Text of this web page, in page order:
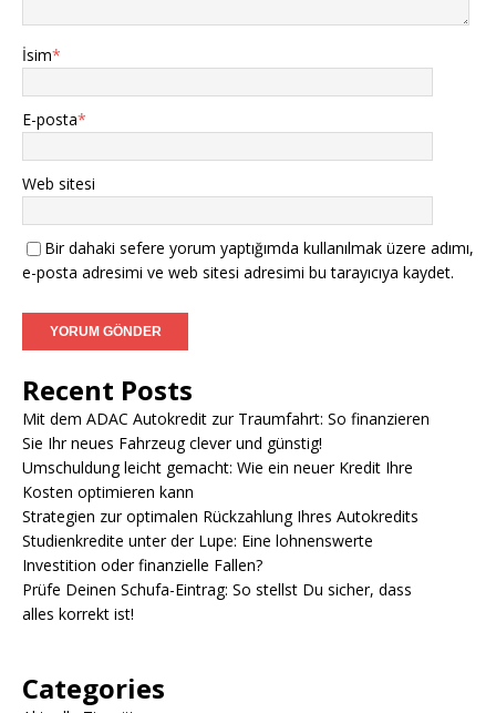
İsim*
E-posta*
Web sitesi
Bir dahaki sefere yorum yaptığımda kullanılmak üzere adımı,
e-posta adresimi ve web sitesi adresimi bu tarayıcıya kaydet.
Recent Posts
Mit dem ADAC Autokredit zur Traumfahrt: So finanzieren
Sie Ihr neues Fahrzeug clever und günstig!
Umschuldung leicht gemacht: Wie ein neuer Kredit Ihre
Kosten optimieren kann
Strategien zur optimalen Rückzahlung Ihres Autokredits
Studienkredite unter der Lupe: Eine lohnenswerte
Investition oder finanzielle Fallen?
Prüfe Deinen Schufa-Eintrag: So stellst Du sicher, dass
alles korrekt ist!
Categories